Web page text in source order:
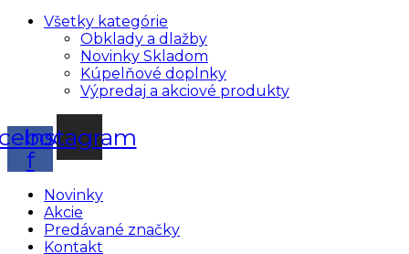
Všetky kategórie
Obklady a dlažby
Novinky Skladom
Kúpelňové doplnky
Výpredaj a akciové produkty
f
Instagram
Novinky
Akcie
Predávané značky
Kontakt